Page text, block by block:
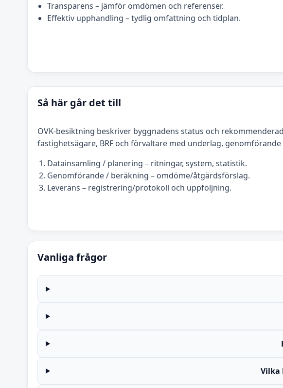
Transparens – jämför omdömen och referenser.
Effektiv upphandling – tydlig omfattning och tidplan.
Så här går det till
OVK-besiktning beskriver byggnadens status och
fastighetsägare, BRF och förvaltare med underlag,
Datainsamling / planering – ritningar, system, statistik.
Genomförande / beräkning – omdöme/åtgärdsförslag.
Leverans – registrering/protokoll och uppföljning.
Vanliga frågor
Vilka